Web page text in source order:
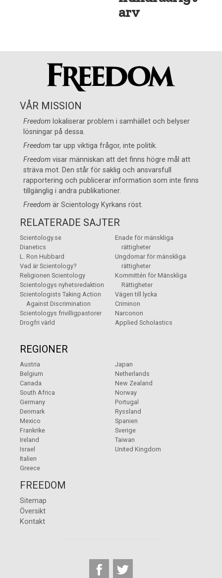
arv
VÅR MISSION
Freedom lokaliserar problem i samhället och belyser
lösningar på dessa.
Freedom tar upp viktiga frågor, inte politik.
Freedom visar människan att det finns högre mål att
sträva mot. Den står för saklig och ansvarsfull
rapportering och publicerar information som inte finns
tillgänglig i andra publikationer.
Freedom ärScientology Kyrkans röst.
RELATERADE SAJTER
Scientology.se
Dianetics
L. Ron Hubbard
Vad är Scientology?
Religionen Scientology
Scientologys nyhetsredaktion
Scientologists Taking Action
Against Discrimination
Scientologys frivilligpastorer
Drogfri värld
Enade för mänskliga
rättigheter
Ungdomar för mänskliga
rättigheter
Kommittén för Mänskliga
Rättigheter
Vägen till lycka
Criminon
Narconon
Applied Scholastics
REGIONER
Austria
Belgium
Canada
South Africa
Germany
Denmark
Mexico
Frankrike
Ireland
Israel
Italien
Greece
Japan
Netherlands
New Zealand
Norway
Portugal
Ryssland
Spanien
Sverige
Taiwan
United Kingdom
FREEDOM
Sitemap
Översikt
Kontakt